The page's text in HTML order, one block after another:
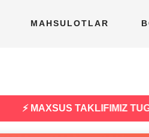
MAHSULOTLAR
⚡ MAXSUS TAKLIFIMIZ